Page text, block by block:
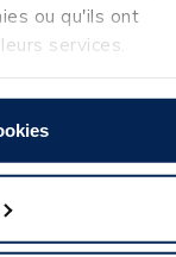
ou qu'ils ont
services.